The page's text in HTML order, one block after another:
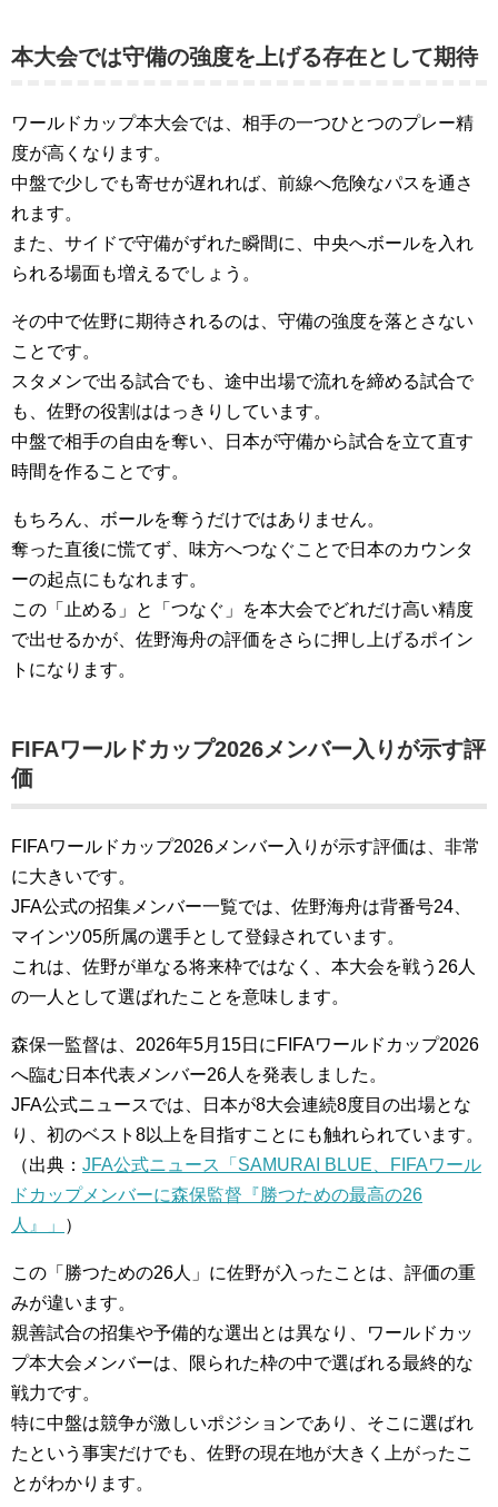
本大会では守備の強度を上げる存在として期待
ワールドカップ本大会では、相手の一つひとつのプレー精
度が高くなります。
中盤で少しでも寄せが遅れれば、前線へ危険なパスを通さ
れます。
また、サイドで守備がずれた瞬間に、中央へボールを入れ
られる場面も増えるでしょう。
その中で佐野に期待されるのは、守備の強度を落とさない
ことです。
スタメンで出る試合でも、途中出場で流れを締める試合で
も、佐野の役割ははっきりしています。
中盤で相手の自由を奪い、日本が守備から試合を立て直す
時間を作ることです。
もちろん、ボールを奪うだけではありません。
奪った直後に慌てず、味方へつなぐことで日本のカウンタ
ーの起点にもなれます。
この「止める」と「つなぐ」を本大会でどれだけ高い精度
で出せるかが、佐野海舟の評価をさらに押し上げるポイン
トになります。
FIFAワールドカップ2026メンバー入りが示す評
価
FIFAワールドカップ2026メンバー入りが示す評価は、非常
に大きいです。
JFA公式の招集メンバー一覧では、佐野海舟は背番号24、
マインツ05所属の選手として登録されています。
これは、佐野が単なる将来枠ではなく、本大会を戦う26人
の一人として選ばれたことを意味します。
森保一監督は、2026年5月15日にFIFAワールドカップ2026
へ臨む日本代表メンバー26人を発表しました。
JFA公式ニュースでは、日本が8大会連続8度目の出場とな
り、初のベスト8以上を目指すことにも触れられています。
（出典： JFA公式ニュース「SAMURAI BLUE、FIFAワール
ドカップメンバーに森保監督『勝つための最高の26
人』」
）
この「勝つための26人」に佐野が入ったことは、評価の重
みが違います。
親善試合の招集や予備的な選出とは異なり、ワールドカッ
プ本大会メンバーは、限られた枠の中で選ばれる最終的な
戦力です。
特に中盤は競争が激しいポジションであり、そこに選ばれ
たという事実だけでも、佐野の現在地が大きく上がったこ
とがわかります。